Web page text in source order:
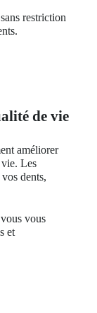
restriction
de vie
améliorer
Les
dents,
vous
et